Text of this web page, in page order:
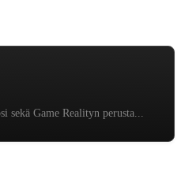
Game Realityn perusta...